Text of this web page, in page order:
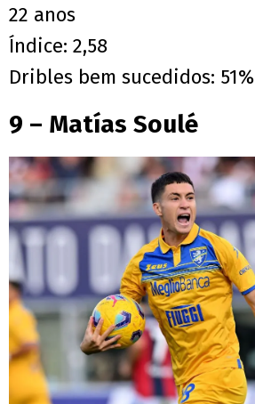
22 anos
Índice: 2,58
Dribles bem sucedidos: 51%
9 – Matías Soulé